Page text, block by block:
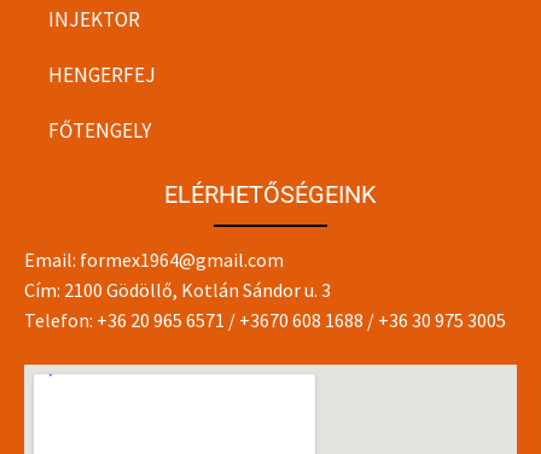
INJEKTOR
HENGERFEJ
FŐTENGELY
ELÉRHETŐSÉGEINK
Email: formex1964@gmail.com
Cím: 2100 Gödöllő, Kotlán Sándor u. 3
Telefon: +36 20 965 6571 / +3670 608 1688 / +36 30 975 3005